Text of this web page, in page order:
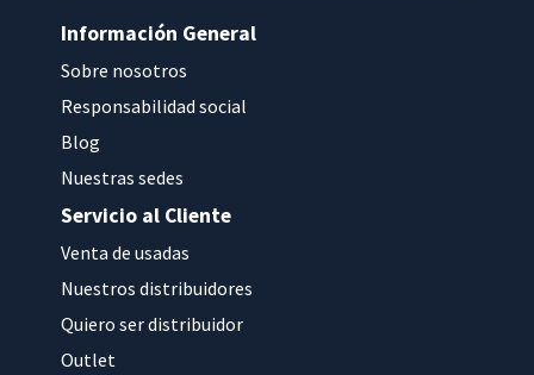
Información General
Sobre nosotros
Responsabilidad social
Blog
Nuestras sedes
Servicio al Cliente
Venta de usadas
Nuestros distribuidores
Quiero ser distribuidor
Outlet